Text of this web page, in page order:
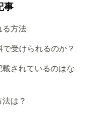
事
る方法
受けられるのか？
されているのはな
は？